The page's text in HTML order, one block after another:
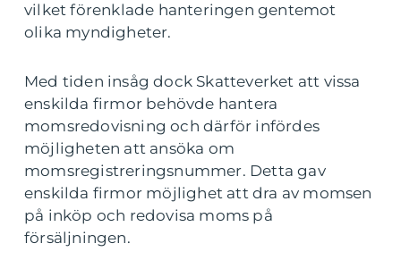
vilket förenklade hanteringen gentemot
olika myndigheter.
Med tiden insåg dock Skatteverket att vissa
enskilda firmor behövde hantera
momsredovisning och därför infördes
möjligheten att ansöka om
momsregistreringsnummer. Detta gav
enskilda firmor möjlighet att dra av momsen
på inköp och redovisa moms på
försäljningen.